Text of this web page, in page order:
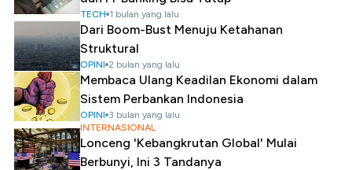
TECH 1 bulan yang lalu
Dari Boom-Bust Menuju Ketahanan
Struktural
OPINI 2 bulan yang lalu
Membaca Ulang Keadilan Ekonomi dalam
Sistem Perbankan Indonesia
OPINI 3 bulan yang lalu
INTERNASIONAL
Lonceng 'Kebangkrutan Global' Mulai
Berbunyi, Ini 3 Tandanya